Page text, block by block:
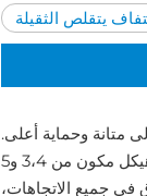
يتقلص الثقيلة
متانة وحماية أعلى.
إن غلافنا المتقلص المقوى عبارة عن مادة هيكلية متعددة الطبقات، تتضمن فيلمًا متقلصًا وتقوية سكريم، لدينا هيكل مكون من 3،4 و5
جميع الاتجاهات،